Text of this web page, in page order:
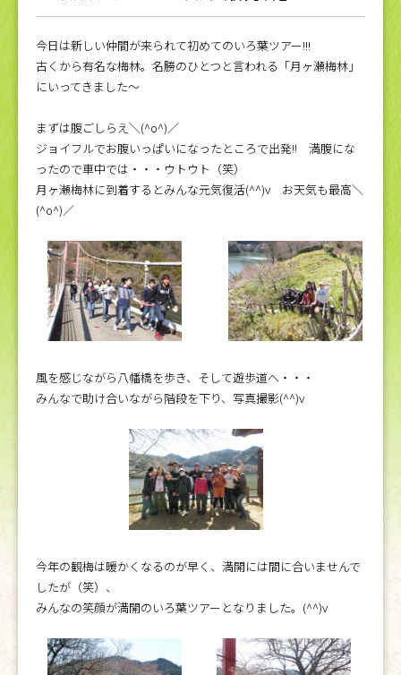
今日は新しい仲間が来られて初めてのいろ葉ツアー!!!
古くから有名な梅林。名勝のひとつと言われる「月ヶ瀬梅林」
にいってきました～
まずは腹ごしらえ＼(^o^)／
ジョイフルでお腹いっぱいになったところで出発!! 満腹にな
ったので車中では・・・ウトウト（笑）
月ヶ瀬梅林に到着するとみんな元気復活(^^)v お天気も最高＼
(^o^)／
風を感じながら八幡橋を歩き、そして遊歩道へ・・・
みんなで助け合いながら階段を下り、写真撮影(^^)v
今年の観梅は暖かくなるのが早く、満開には間に合いませんで
したが（笑）、
みんなの笑顔が満開のいろ葉ツアーとなりました。(^^)v